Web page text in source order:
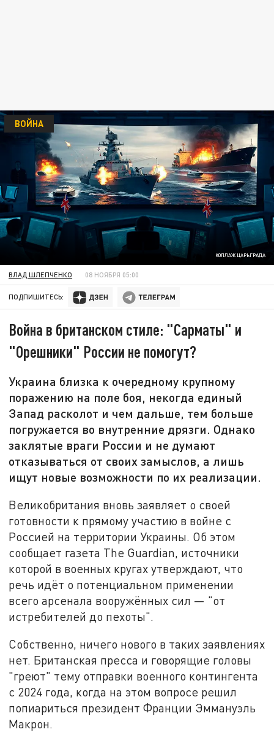
КОЛЛАЖ ЦАРЬГРАДА
ВОЙНА
ВЛАД ШЛЕПЧЕНКО 08 НОЯБРЯ 05:00
ПОДПИШИТЕСЬ:
Война в британском стиле: "Сарматы" и
"Орешники" России не помогут?
Украина близка к очередному крупному
поражению на поле боя, некогда единый
Запад расколот и чем дальше, тем больше
погружается во внутренние дрязги. Однако
заклятые враги России и не думают
отказываться от своих замыслов, а лишь
ищут новые возможности по их реализации.
Великобритания вновь заявляет о своей
готовности к прямому участию в войне с
Россией на территории Украины. Об этом
сообщает газета The Guardian, источники
которой в военных кругах утверждают, что
речь идёт о потенциальном применении
всего арсенала вооружённых сил — "от
истребителей до пехоты".
Собственно, ничего нового в таких заявлениях
нет. Британская пресса и говорящие головы
"греют" тему отправки военного контингента
с 2024 года, когда на этом вопросе решил
попиариться президент Франции Эммануэль
Макрон.